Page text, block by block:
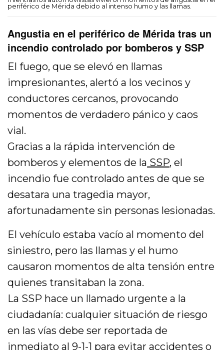
periférico de Mérida debido al intenso humo y las llamas.
Angustia en el periférico de Mérida tras un
incendio controlado por bomberos y SSP
El fuego, que se elevó en llamas
impresionantes, alertó a los vecinos y
conductores cercanos, provocando
momentos de verdadero pánico y caos
vial.
Gracias a la rápida intervención de
bomberos y elementos de la SSP, el
incendio fue controlado antes de que se
desatara una tragedia mayor,
afortunadamente sin personas lesionadas.
El vehículo estaba vacío al momento del
siniestro, pero las llamas y el humo
causaron momentos de alta tensión entre
quienes transitaban la zona.
La SSP hace un llamado urgente a la
ciudadanía: cualquier situación de riesgo
en las vías debe ser reportada de
inmediato al 9-1-1 para evitar accidentes o